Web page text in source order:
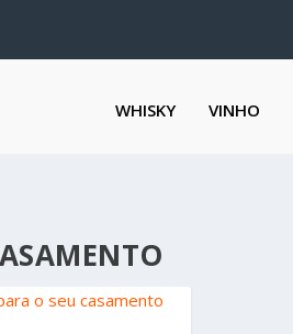
WHISKY VINHO